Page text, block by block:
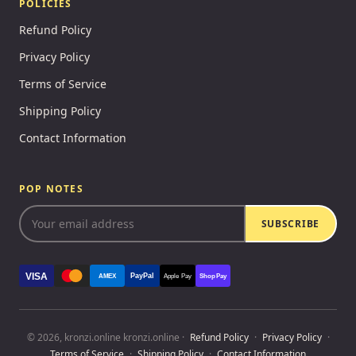
POLICIES
Refund Policy
Privacy Policy
Terms of Service
Shipping Policy
Contact Information
POP NOTES
SUBSCRIBE
VISA AMEX PayPal Apple Pay Shop Pay
© 2026, kronzi.online kronzi.online · Refund Policy · Privacy Policy ·